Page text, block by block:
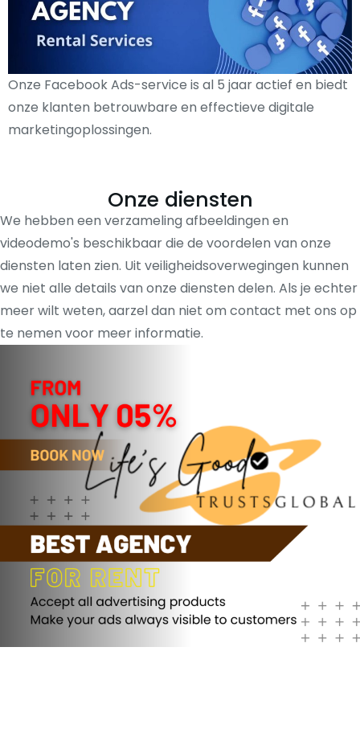
Onze Facebook Ads-service is al 5 jaar actief en biedt
onze klanten betrouwbare en effectieve digitale
marketingoplossingen.
Onze diensten
We hebben een verzameling afbeeldingen en
videodemo's beschikbaar die de voordelen van onze
diensten laten zien. Uit veiligheidsoverwegingen kunnen
we niet alle details van onze diensten delen. Als je echter
meer wilt weten, aarzel dan niet om contact met ons op
te nemen voor meer informatie.